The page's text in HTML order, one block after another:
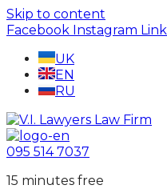
Skip to content
Facebook Instagram
UK
EN
RU
095 514 7037
15 minutes free